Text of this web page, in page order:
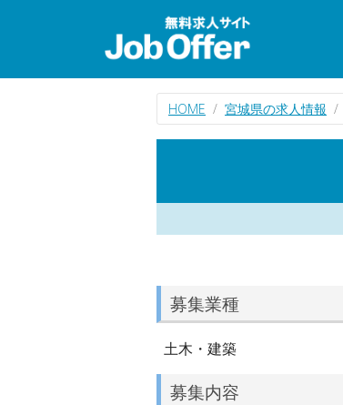
HOME 宮城県の求人情報
募集業種
土木・建築
募集内容